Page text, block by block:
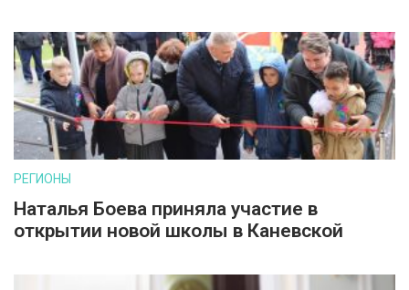
РЕГИОНЫ
Наталья Боева приняла участие в
открытии новой школы в Каневской